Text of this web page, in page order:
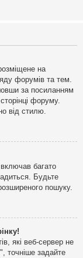
на
форумів та тем.
за посиланням
форуму.
від стилю.
багато
Будьте
пошуку.
які веб-сервер не
точніше задайте